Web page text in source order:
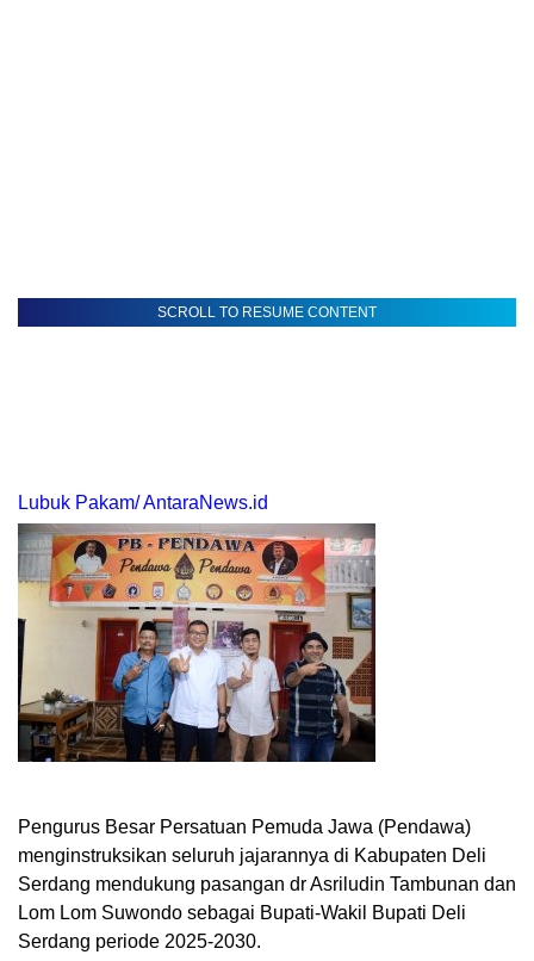
SCROLL TO RESUME CONTENT
Lubuk Pakam/ AntaraNews.id
Pengurus Besar Persatuan Pemuda Jawa (Pendawa)
menginstruksikan seluruh jajarannya di Kabupaten Deli
Serdang mendukung pasangan dr Asriludin Tambunan dan
Lom Lom Suwondo sebagai Bupati-Wakil Bupati Deli
Serdang periode 2025-2030.